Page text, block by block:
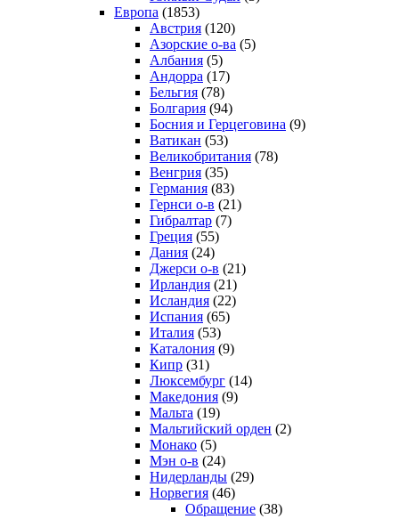
Европа (1853)
Австрия (120)
Азорские о-ва (5)
Албания (5)
Андорра (17)
Бельгия (78)
Болгария (94)
Босния и Герцеговина (9)
Ватикан (53)
Великобритания (78)
Венгрия (35)
Германия (83)
Гернси о-в (21)
Гибралтар (7)
Греция (55)
Дания (24)
Джерси о-в (21)
Ирландия (21)
Исландия (22)
Испания (65)
Италия (53)
Каталония (9)
Кипр (31)
Люксембург (14)
Македония (9)
Мальта (19)
Мальтийский орден (2)
Монако (5)
Мэн о-в (24)
Нидерланды (29)
Норвегия (46)
Обращение (38)